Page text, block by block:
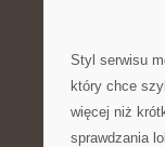
Styl serwisu
który chce
więcej niż
sprawdzania